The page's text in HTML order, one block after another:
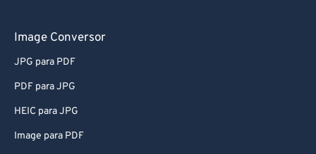
Image Conversor
JPG para PDF
PDF para JPG
HEIC para JPG
Image para PDF